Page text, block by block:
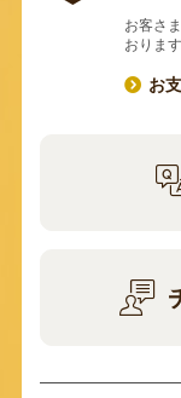
お客さ
おります
お